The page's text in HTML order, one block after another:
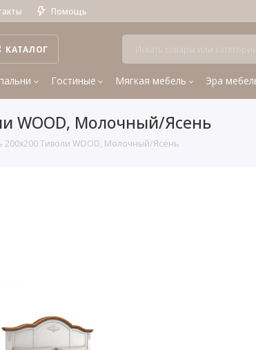
Помощь
КАТАЛОГ
Гостиные Мягкая мебель Эра
WOOD, Молочный/Ясень
200x200 Тиволи WOOD, Молочный/Ясень